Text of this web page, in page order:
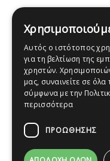
Αυτός ο ιστότοπος
για τη βελτίωση της
χρηστών.
μας, συναινείτε σε
σύμφωνα με την
περισσότερα
ΠΡΟΩΘΗΣΗΣ